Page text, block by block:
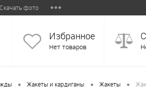
Скачать фото
Избранное
Нет товаров
• Жакеты и кардиганы • Жакеты •